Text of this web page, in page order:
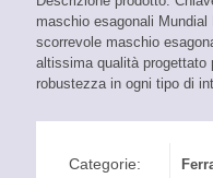
maschio esagonali
scorrevole maschio
altissima qualità
robustezza in ogni tipo di
Categorie: